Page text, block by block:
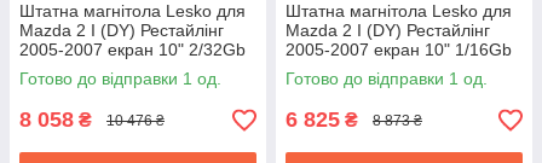
Штатна магнітола Lesko для
Mazda 2 I (DY) Рестайлінг
2005-2007 екран 10" 2/32Gb
Wi-Fi GPS Base Мазда
Готово до відправки 1 од.
8 058 ₴ 10 476 ₴
Штатна магнітола Lesko для
Mazda 2 I (DY) Рестайлінг
2005-2007 екран 10" 1/16Gb
Wi-Fi GPS Base Мазда
Готово до відправки 1 од.
6 825 ₴ 8 873 ₴